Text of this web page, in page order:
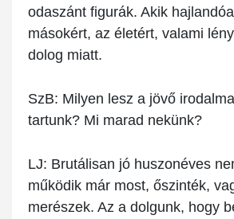
odaszánt figurák. Akik
másokért, az életért, valami
dolog miatt.
SzB: Milyen lesz a jövő
tartunk? Mi marad nekünk?
LJ: Brutálisan jó huszonéves
működik már most, őszinték,
merészek. Az a dolgunk, hogy